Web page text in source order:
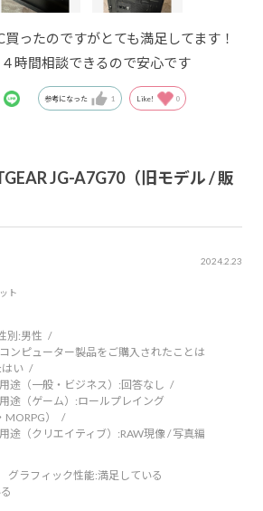
ったのですがとても満足してます！
時間相談できるので安心です
参考になった 1 Like! 0
JG-A7G70（旧モデル / 販
2024.2.23
ト
別:男性
ンピューター製品をご購入されたことは
はい
途（一般・ビジネス）: 回答なし
途（ゲーム）:ロールプレイング
MORPG）
途（クリエイティブ）:RAW現像 / 写真編
グラフィック性能:満足している